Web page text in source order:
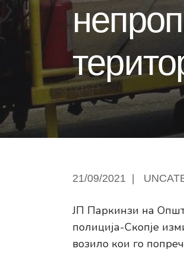
21/09/2021
ЈП Паркинзи на
полиција-Скопје
возило кои го